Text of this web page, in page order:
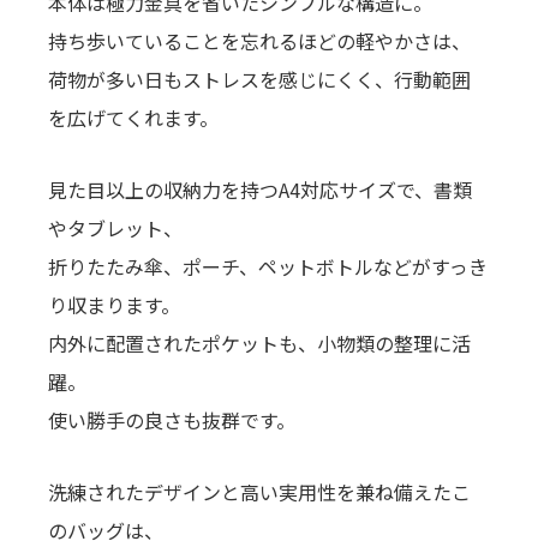
持ち歩いていることを忘れるほどの軽やかさは、
荷物が多い日もストレスを感じにくく、行動範囲
を広げてくれます。
見た目以上の収納力を持つA4対応サイズで、書類
やタブレット、
折りたたみ傘、ポーチ、ペットボトルなどがすっき
り収まります。
内外に配置されたポケットも、小物類の整理に活
躍。
使い勝手の良さも抜群です。
洗練されたデザインと高い実用性を兼ね備えたこ
のバッグは、